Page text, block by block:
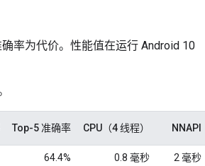
率为代价。性能值在运行 Android 10
Top-5 准确率 CPU（4 线程） NNAPI
64.4% 0.8 毫秒 2 毫秒